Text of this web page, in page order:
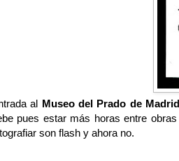
al Museo del Prado de Madrid
pues estar más horas entre
son flash y ahora no.